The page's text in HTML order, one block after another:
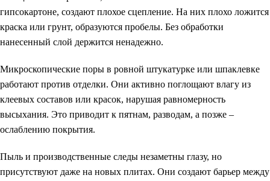
гипсокартоне, создают плохое сцепление. На них плохо ложится
краска или грунт, образуются пробелы. Без обработки
нанесенный слой держится ненадежно.
Микроскопические поры в ровной штукатурке или шпаклевке
работают против отделки. Они активно поглощают влагу из
клеевых составов или красок, нарушая равномерность
высыхания. Это приводит к пятнам, разводам, а позже –
ослаблению покрытия.
Пыль и производственные следы незаметны глазу, но
присутствуют даже на новых плитах. Они создают барьер между